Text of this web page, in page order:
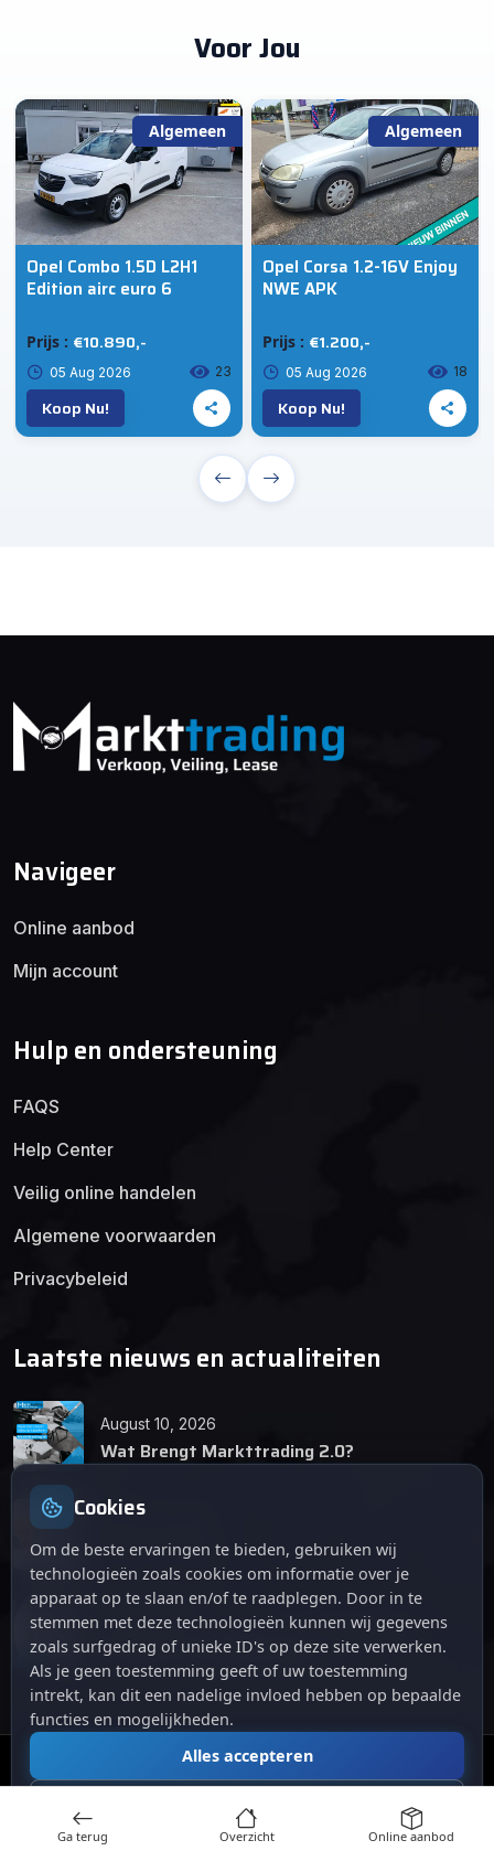
Voor Jou
Algemeen
Opel Combo 1.5D L2H1
Edition airc euro 6
Prijs : €10.890,-
05 Aug 2026 23
Koop Nu!
Algemeen
Opel Corsa 1.2-16V Enjoy
NWE APK
Prijs : €1.200,-
05 Aug 2026 18
Koop Nu!
Navigeer
Online aanbod
Mijn account
Hulp en ondersteuning
FAQS
Help Center
Veilig online handelen
Algemene voorwaarden
Privacybeleid
Laatste nieuws en actualiteiten
August 10, 2026
Wat Brengt Markttrading 2.0?
Tips en Tricks
April 12, 2026
De opkomst van Markttrading 2.0: Een
revolutie in online handelen.
Markttrading. Alle rechten voorbehouden.
Cookies
Om de beste ervaringen te bieden, gebruiken wij
technologieën zoals cookies om informatie over je
apparaat op te slaan en/of te raadplegen. Door in te
stemmen met deze technologieën kunnen wij gegevens
zoals surfgedrag of unieke ID's op deze site verwerken.
Als je geen toestemming geeft of uw toestemming
intrekt, kan dit een nadelige invloed hebben op bepaalde
functies en mogelijkheden.
Alles accepteren
Alles afwijzen
Ga terug Overzicht Online aanbod